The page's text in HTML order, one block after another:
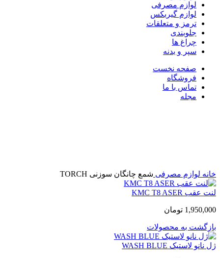
لوازم مصرفی
لوازم گیربکس
ترمز و متعلقات
جلوبندی
چراغ ها
سپر و بدنه
صفحه نخست
فروشگاه
تماس با ما
مجله
خانه لوازم مصرفی شمع چانگان سوزنی TORCH
لنت عقب KMC T8 ASER
1,950,000 تومان
بازگشت به محصولات
ژل نانو لاستیک WASH BLUE